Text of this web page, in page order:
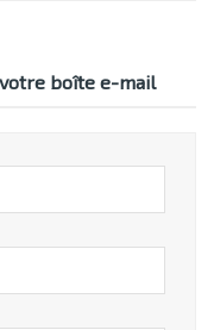
votre boîte e-mail